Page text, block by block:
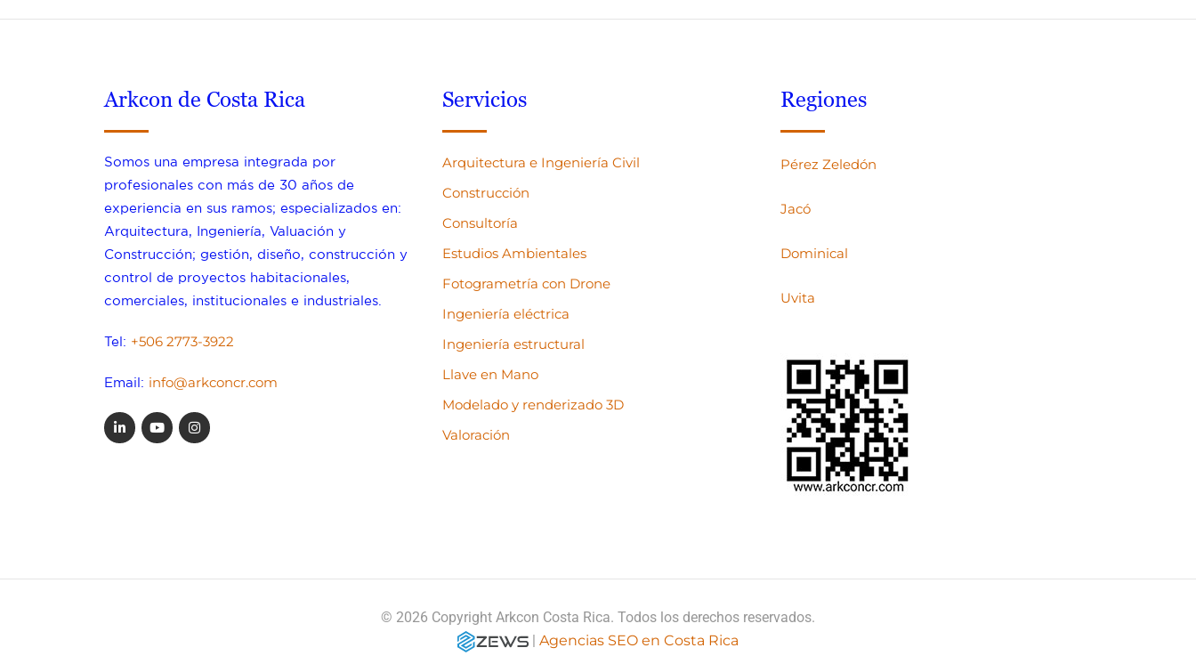
Arkcon de Costa Rica
Somos una empresa integrada por
profesionales con más de 30 años de
experiencia en sus ramos; especializados en:
Arquitectura, Ingeniería, Valuación y
Construcción; gestión, diseño, construcción y
control de proyectos habitacionales,
comerciales, institucionales e industriales.
Tel: +506 2773-3922
Email: info@arkconcr.com
Servicios
Arquitectura e Ingeniería Civil
Construcción
Consultoría
Estudios Ambientales
Fotogrametría con Drone
Ingeniería eléctrica
Ingeniería estructural
Llave en Mano
Modelado y renderizado 3D
Valoración
Regiones
Pérez Zeledón
Jacó
Dominical
Uvita
© 2026 Copyright Arkcon Costa Rica. Todos los derechos reservados.
Agencias SEO en Costa Rica